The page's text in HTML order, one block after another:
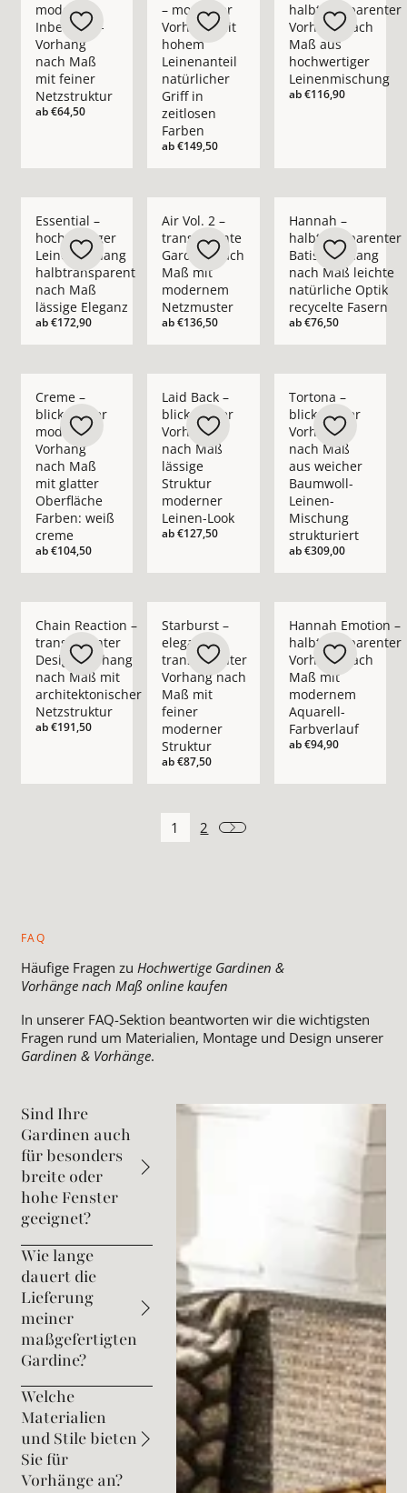
moderner
Inbetween-
Vorhang
nach Maß
mit feiner
Netzstruktur
ab€64,50
– moderner
Vorhang mit
hohem
Leinenanteil
natürlicher
Griff in
zeitlosen
Farben
ab€149,50
halbtransparenter
Vorhang nach
Maß aus
hochwertiger
Leinenmischung
ab€116,90
Essential –
hochwertiger
Leinenvorhang
halbtransparent
nach Maß
lässige Eleganz
ab€172,90
Air Vol. 2 –
transparente
Gardine nach
Maß mit
modernem
Netzmuster
ab€136,50
Hannah –
halbtransparenter
Batist-Vorhang
nach Maß leichte
natürliche Optik
recycelte Fasern
ab€76,50
Creme –
blickdichter
moderner
Vorhang
nach Maß
mit glatter
Oberfläche
Farben: weiß
creme
ab€104,50
Laid Back –
blickdichter
Vorhang
nach Maß
lässige
Struktur
moderner
Leinen-Look
ab€127,50
Tortona –
blickdichter
Vorhang
nach Maß
aus weicher
Baumwoll-
Leinen-
Mischung
strukturiert
ab€309,00
Chain Reaction –
transparenter
Design-Vorhang
nach Maß mit
architektonischer
Netzstruktur
ab€191,50
Starburst –
eleganter
transparenter
Vorhang nach
Maß mit
feiner
moderner
Struktur
ab€87,50
Hannah Emotion –
halbtransparenter
Vorhang nach
Maß mit
modernem
Aquarell-
Farbverlauf
ab€94,90
1 2
FAQ
Häufige Fragen zu Hochwertige Gardinen &
Vorhänge nach Maß online kaufen
In unserer FAQ-Sektion beantworten wir die wichtigsten
Fragen rund um Materialien, Montage und Design unserer
Gardinen & Vorhänge.
Sind Ihre
Gardinen auch
für besonders
breite oder
hohe Fenster
geeignet?
Wie lange
dauert die
Lieferung
meiner
maßgefertigten
Gardine?
Welche
Materialien
und Stile bieten
Sie für
Vorhänge an?